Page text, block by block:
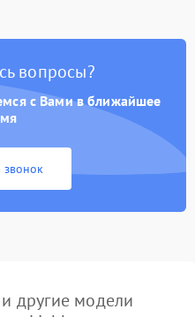
вопросы?
с Вами в ближайшее
звонок
другие модели